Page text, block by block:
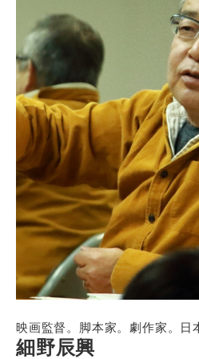
映画監督。脚本家。劇作家。日
細野辰興